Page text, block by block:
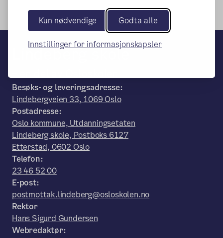
Kun nødvendige Godta alle
Innstillinger for informasjonskapsler
Lindeberg skole
Besøks- og leveringsadresse:
Lindebergveien 33, 1069 Oslo
Postadresse:
Oslo kommune, Utdanningsetaten
Lindeberg skole, Postboks 6127
Etterstad, 0602 Oslo
Telefon:
23 46 52 00
E-post:
postmottak.lindeberg@osloskolen.no
Rektor
Hans Sigurd Gundersen
Webredaktør: